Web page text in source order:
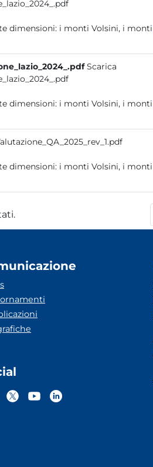
distinguere tre gruppi montuosi di modeste dimensioni: i monti Volsini, i monti
Scarica
distinguere tre gruppi montuosi di modeste dimensioni: i monti Volsini, i monti
distinguere tre gruppi montuosi di modeste dimensioni: i monti Volsini, i monti